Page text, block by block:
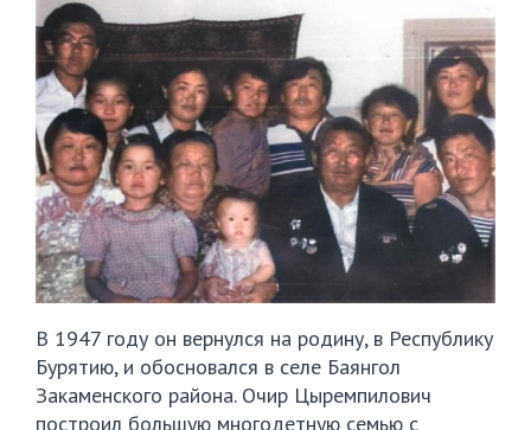
В 1947 году он вернулся на родину, в Республику
Бурятию, и обосновался в селе Баянгол
Закаменского района. Очир Цыремпилович
построил большую многодетную семью с